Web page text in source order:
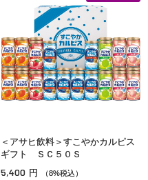
＜アサヒ飲料＞すこやかカルピス
ギフト ＳＣ５０Ｓ
5,400 円 （8%税込）